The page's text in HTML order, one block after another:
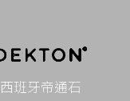
西班牙帝通石